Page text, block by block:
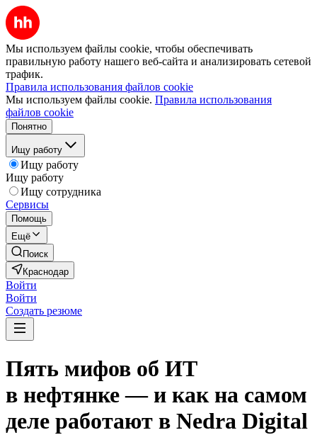
Мы используем файлы cookie, чтобы обеспечивать
правильную работу нашего веб-сайта и анализировать сетевой
трафик.
Правила использования файлов cookie
Мы используем файлы cookie. Правила использования
файлов cookie
Понятно
Ищу работу
Ищу работу
Ищу работу
Ищу сотрудника
Сервисы
Помощь
Ещё
Поиск
Краснодар
Войти
Войти
Создать резюме
Пять мифов об ИТ
в нефтянке — и как на самом
деле работают в Nedra Digital